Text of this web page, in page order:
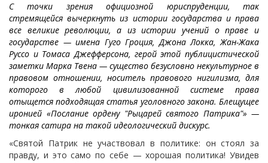
С точки зрения официозной юриспруденции, так
стремящейся вычеркнуть из истории государства и права
все великие революции, а из истории учений о праве и
государстве — имена Гуго Гроция, Джона Локка, Жан-Жака
Руссо и Томаса Джефферсона, герой этой публицистической
заметки Марка Твена — существо безусловно некультурное в
правовом отношении, носитель правового нигилизма, для
которого в любой цивилизованной системе права
отыщется подходящая статья уголовного закона. Блещущее
иронией «Послание ордену "Рыцарей святого Патрика"» —
тонкая сатира на такой идеологический дискурс.
«Святой Патрик не участвовал в политике: он стоял за
правду, и это само по себе — хорошая политика! Увидев